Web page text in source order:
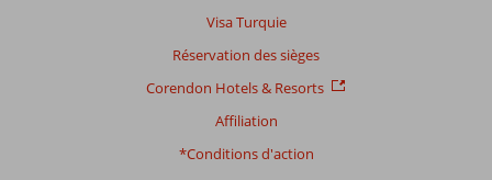
Visa Turquie
Réservation des sièges
Corendon Hotels & Resorts
Affiliation
*Conditions d'action